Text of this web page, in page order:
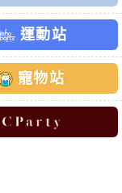
運動站
寵物站